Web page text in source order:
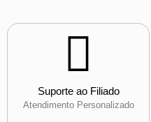
Suporte ao Filiado
Atendimento Personalizado